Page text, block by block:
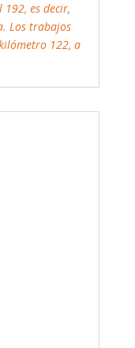
es decir,
Los trabajos
122, a
el perfil